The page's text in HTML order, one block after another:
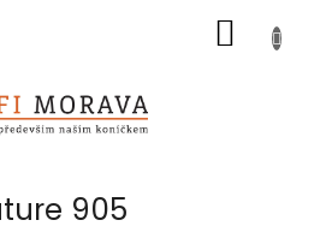
KOŠÍK
905